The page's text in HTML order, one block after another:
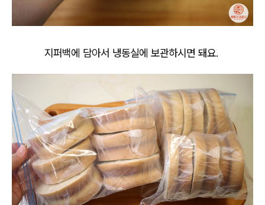
지퍼백에 담아서 냉동실에 보관하시면 돼요.